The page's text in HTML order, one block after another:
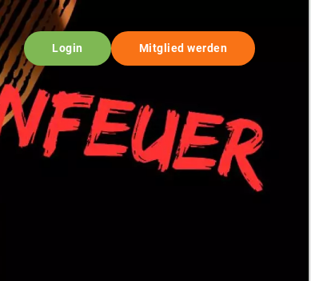
Login Mitglied werden